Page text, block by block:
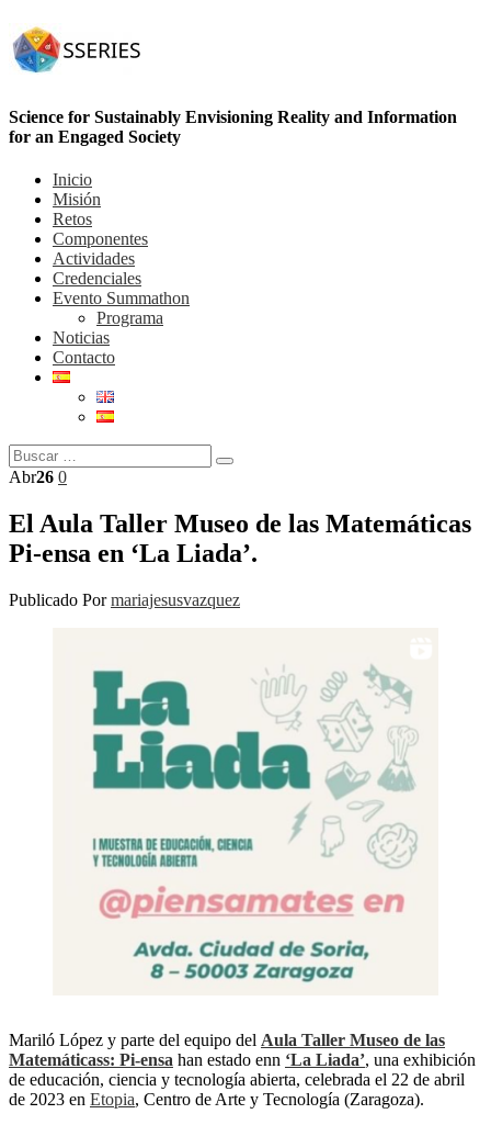
Science for Sustainably Envisioning Reality and Information
for an Engaged Society
Inicio
Misión
Retos
Componentes
Actividades
Credenciales
Evento Summathon
Programa
Noticias
Contacto
Abr26 0
El Aula Taller Museo de las Matemáticas
Pi-ensa en ‘La Liada’.
Publicado Pormariajesusvazquez
Mariló López y parte del equipo del Aula Taller Museo de las
Matemáticass: Pi-ensa han estado enn ‘La Liada’, una exhibición
de educación, ciencia y tecnología abierta, celebrada el 22 de abril
de 2023 en Etopia, Centro de Arte y Tecnología (Zaragoza).